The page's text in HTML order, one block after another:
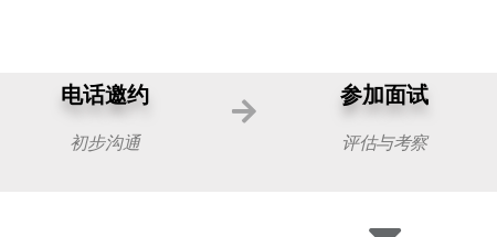
电话邀约
初步沟通
参加面试
评估与考察